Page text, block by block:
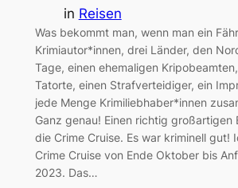
in Reisen
Was bekommt man, wenn man ein
Krimiautor*innen, drei Länder, den
Tage, einen ehemaligen
Tatorte, einen Strafverteidiger, ein
jede Menge Krimiliebhaber*innen
Ganz genau! Einen richtig großartigen
die Crime Cruise. Es war kriminell gut!
Crime Cruise von Ende Oktober bis
2023. Das…